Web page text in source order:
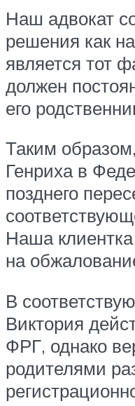
Наш адвокат
решения как
является тот
должен
его
Таким
Генриха в
позднего
Наша
на
В
Виктория
ФРГ, однако
родителями